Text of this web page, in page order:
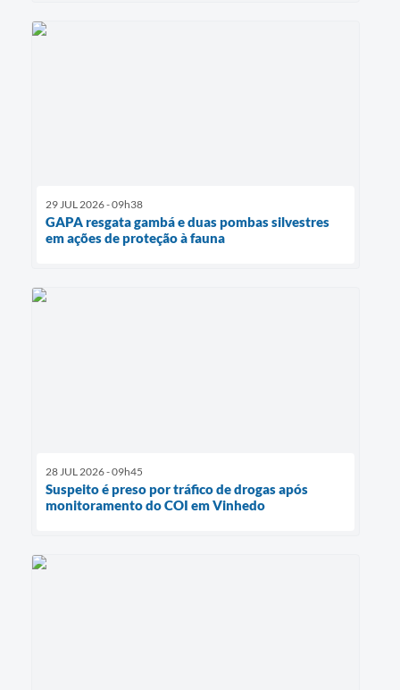
29 JUL 2026 - 09h38
GAPA resgata gambá e duas pombas silvestres
em ações de proteção à fauna
28 JUL 2026 - 09h45
Suspeito é preso por tráfico de drogas após
monitoramento do COI em Vinhedo